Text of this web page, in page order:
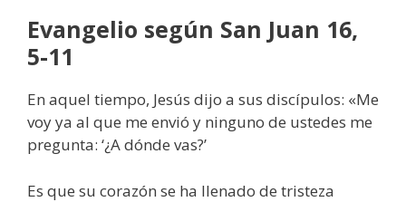
Evangelio según San Juan 16,
5-11
En aquel tiempo, Jesús dijo a sus discípulos: «Me
voy ya al que me envió y ninguno de ustedes me
pregunta: ‘¿A dónde vas?’
Es que su corazón se ha llenado de tristeza